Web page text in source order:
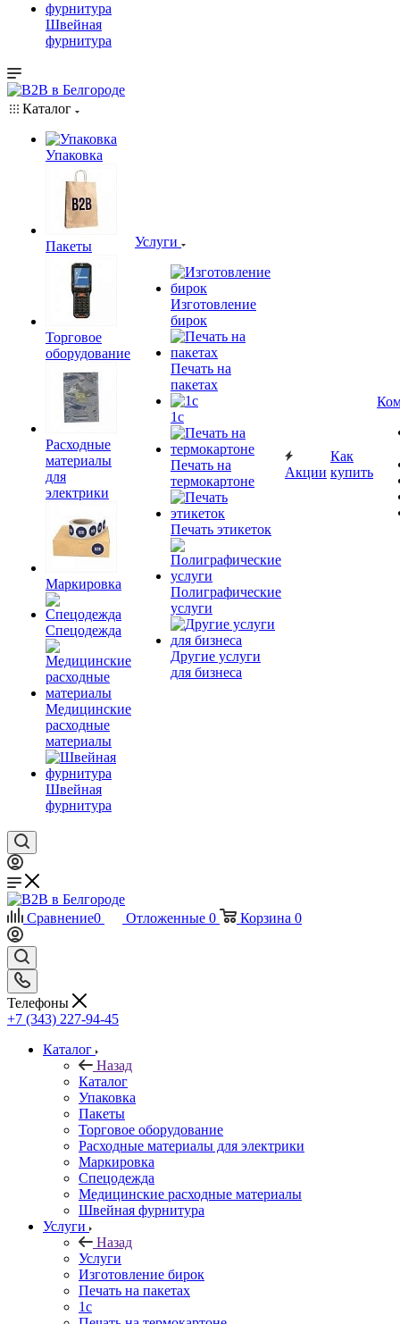
Швейная
фурнитура
Каталог
Упаковка
Пакеты
Торговое
оборудование
Расходные
материалы
для
электрики
Маркировка
Спецодежда
Медицинские
расходные
материалы
Швейная
фурнитура
Услуги
Изготовление
бирок
Печать на
пакетах
1c
Печать на
термокартоне
Печать этикеток
Полиграфические
услуги
Другие услуги
для бизнеса
Акции
Как
купить
Сравнение0 Отложенные 0 Корзина 0
Телефоны
+7 (343) 227-94-45
Каталог
Назад
Каталог
Упаковка
Пакеты
Торговое оборудование
Расходные материалы для электрики
Маркировка
Спецодежда
Медицинские расходные материалы
Швейная фурнитура
Услуги
Назад
Услуги
Изготовление бирок
Печать на пакетах
1c